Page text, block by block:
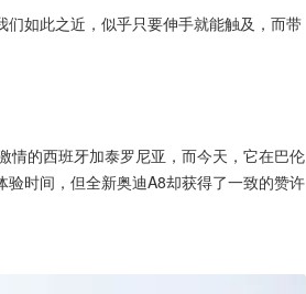
如此之近，似乎只要伸手就能触及，而带
情的西班牙加泰罗尼亚，而今天，它在巴伦
时间，但全新奥迪A8却获得了一致的赞许